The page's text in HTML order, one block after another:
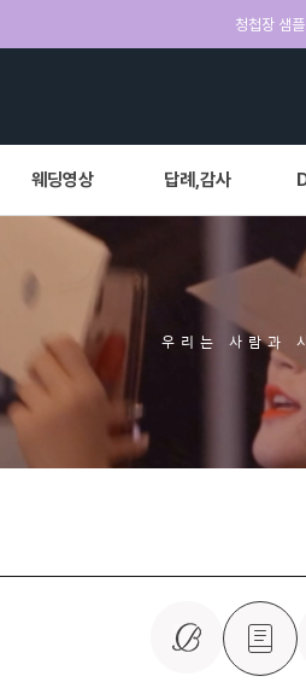
청첩장 샘
웨딩영상 답례,감사
우리는 사람과